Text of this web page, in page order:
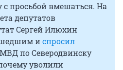
просьбой вмешаться. На
депутатов
Сергей Илюхин
испросил
по Северодвинску
уволили